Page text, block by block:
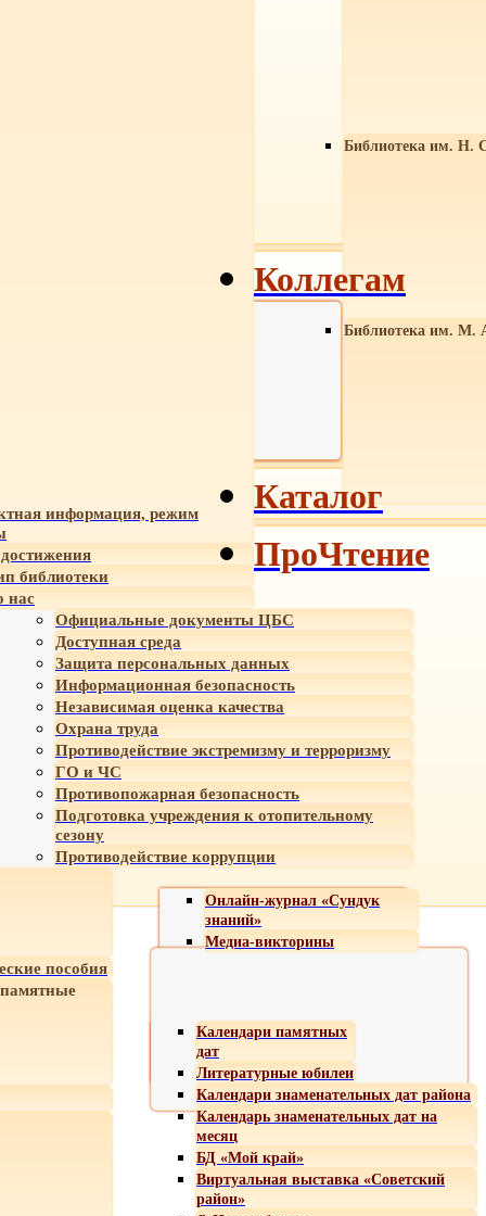
Библиотека им. Н.
Библиотека им. М.
информация, режим
библиотеки
нас
Официальные документы ЦБС
Доступная среда
Защита персональных данных
Информационная безопасность
Независимая оценка качества
Охрана труда
Противодействие экстремизму и терроризму
ГО и ЧС
Противопожарная безопасность
Подготовка учреждения к отопительному
сезону
Противодействие коррупции
Онлайн-журнал «Сундук
знаний»
Медиа-викторины
пособия
Календари памятных
дат
Литературные юбилеи
Календари знаменательных дат района
Календарь знаменательных дат на
месяц
БД «Мой край»
Виртуальная выставка «Советский
район»
Коллегам
Каталог
ПроЧтение